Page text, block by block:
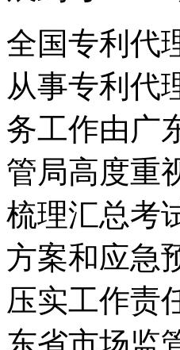
全国专利代
从事专利代
务工作由广
管局高度重
梳理汇总考
方案和应急
压实工作责